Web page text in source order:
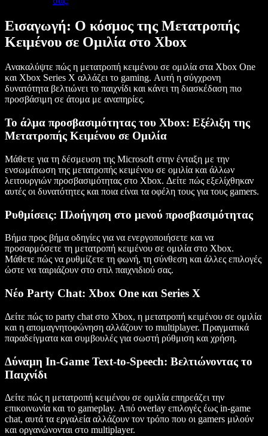
Εισαγωγή: Ο κόσμος της Μετατροπής
Κειμένου σε Ομιλία στο Xbox
Ανακαλύψτε πώς η μετατροπή κειμένου σε ομιλία στα Xbox One
και Xbox Series X αλλάζει το gaming. Αυτή η σύγχρονη
δυνατότητα βελτιώνει το παιχνίδι και κάνει τη διασκέδαση πιο
προσβάσιμη σε άτομα με αναπηρίες.
Το άλμα προσβασιμότητας του Xbox: Εξέλιξη της
Μετατροπής Κειμένου σε Ομιλία
Μάθετε για τη δέσμευση της Microsoft στην ένταξη με την
ενσωμάτωση της μετατροπής κειμένου σε ομιλία και άλλων
λειτουργιών προσβασιμότητας στο Xbox. Δείτε πώς εξελίχθηκαν
αυτές οι δυνατότητες και ποια είναι τα οφέλη τους για τους gamers.
Ρυθμίσεις: Πλοήγηση στο μενού προσβασιμότητας
Βήμα προς βήμα οδηγίες για να ενεργοποιήσετε και να
προσαρμόσετε τη μετατροπή κειμένου σε ομιλία στο Xbox.
Μάθετε πώς να ρυθμίζετε τη φωνή, τη σύνθεση και άλλες επιλογές
ώστε να ταιριάζουν στο στιλ παιχνιδιού σας.
Νέο Party Chat: Xbox One και Series X
Δείτε πώς το party chat στο Xbox, η μετατροπή κειμένου σε ομιλία
και η απομαγνητοφώνηση αλλάζουν το multiplayer. Πραγματικά
παραδείγματα και συμβουλές για σωστή ρύθμιση και χρήση.
Δύναμη In-Game Text-to-Speech: Βελτιώνοντας το
Παιχνίδι
Δείτε πώς η μετατροπή κειμένου σε ομιλία επηρεάζει την
επικοινωνία και το gameplay. Από overlay επιλογές έως in-game
chat, αυτά τα εργαλεία αλλάζουν τον τρόπο που οι gamers μιλούν
και οργανώνονται στο multiplayer.